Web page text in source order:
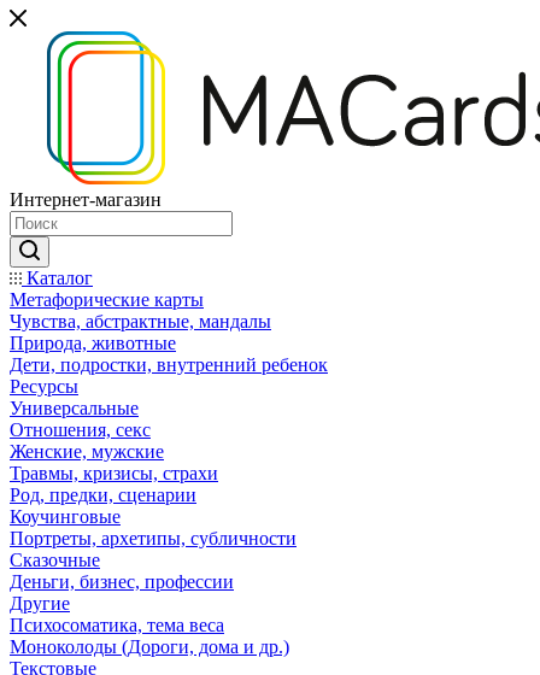
Интернет-магазин
Каталог
Mетафорические карты
Чувства, абстрактные, мандалы
Природа, животные
Дети, подростки, внутренний ребенок
Ресурсы
Универсальные
Отношения, секс
Женские, мужские
Травмы, кризисы, страхи
Род, предки, сценарии
Коучинговые
Портреты, архетипы, субличности
Сказочные
Деньги, бизнес, профессии
Другие
Психосоматика, тема веса
Моноколоды (Дороги, дома и др.)
Текстовые